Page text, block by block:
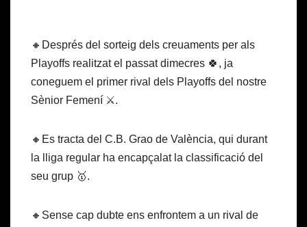
🔸Després del sorteig dels creuaments per als
Playoffs realitzat el passat dimecres 🍀, ja
coneguem el primer rival dels Playoffs del nostre
Sènior Femení ⚔️.
🔸Es tracta del C.B. Grao de València, qui durant
la lliga regular ha encapçalat la classificació del
seu grup 🥇.
🔸Sense cap dubte ens enfrontem a un rival de